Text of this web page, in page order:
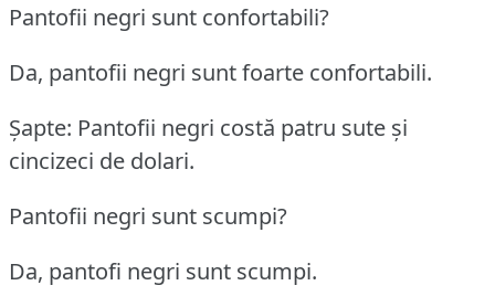
Pantofii negri sunt confortabili?
Da, pantofii negri sunt foarte confortabili.
Șapte: Pantofii negri costă patru sute și
cincizeci de dolari.
Pantofii negri sunt scumpi?
Da, pantofi negri sunt scumpi.